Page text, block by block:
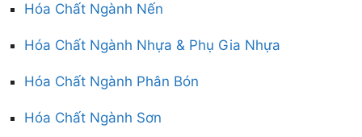
Hóa Chất Ngành Nến
Hóa Chất Ngành Nhựa & Phụ Gia Nhựa
Hóa Chất Ngành Phân Bón
Hóa Chất Ngành Sơn